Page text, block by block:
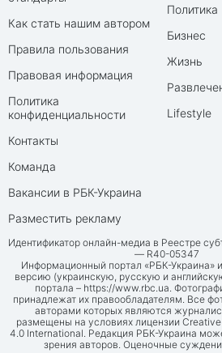
Как стать нашим автором
Правила пользования
Правовая информация
Политика
конфиденциальности
Контакты
Команда
Вакансии в РБК-Украина
Разместить рекламу
Политика
Бизнес
Жизнь
Lifestyle
Идентификатор онлайн-медиа в Реестре
— R40-05347
Информационный портал «РБК-Украина»
версию (украинскую, русскую и
портала – https://www.rbc.ua.
принадлежат их правообладателям. Все
авторами которых являются
размещены на условиях лицензии
4.0 International. Редакция РБК-Украина
зрения авторов. Оценочные